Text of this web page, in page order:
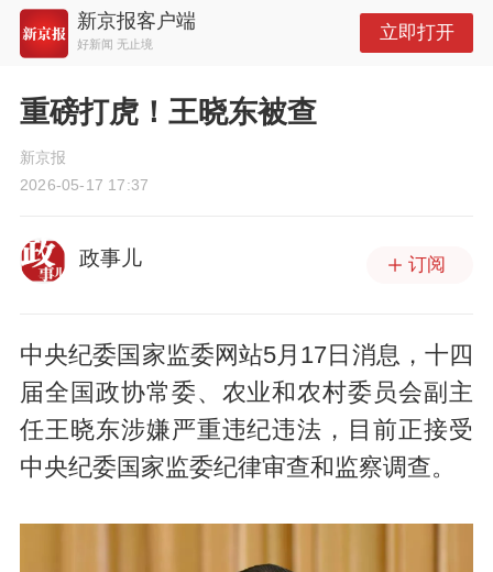
新京报客户端
好新闻 无止境
立即打开
重磅打虎！王晓东被查
新京报
2026-05-17 17:37
政事儿 订阅
中央纪委国家监委网站5月17日消息，十四
届全国政协常委、农业和农村委员会副主
任王晓东涉嫌严重违纪违法，目前正接受
中央纪委国家监委纪律审查和监察调查。